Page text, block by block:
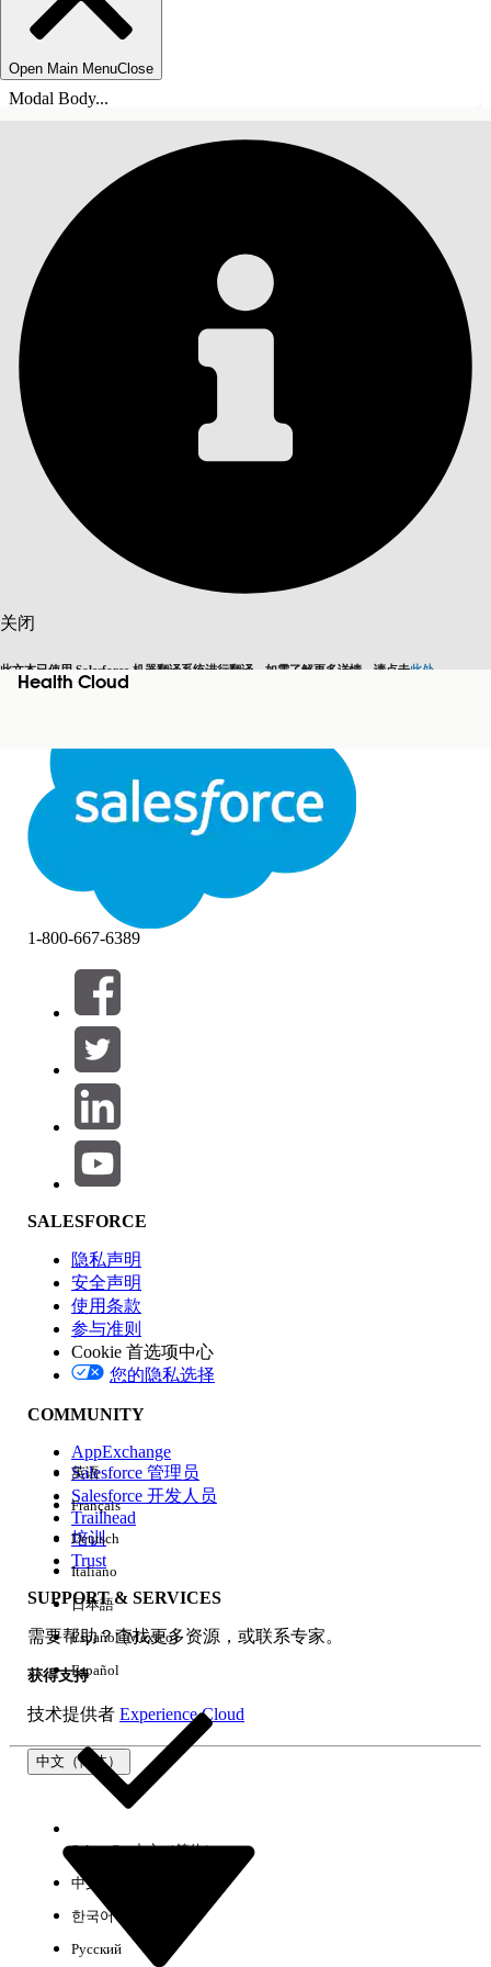
Open Main MenuClose
Modal Body...
关闭
此文本已使用 Salesforce 机器翻译系统进行翻译。如需了解更多详情，请点击此处
切换为英语 而非现在
关闭关闭
Health Cloud
目录
筛选器 (0)
选择筛选器
产品区域
功能影响
版本
体验
1-800-667-6389
SALESFORCE
隐私声明
安全声明
使用条款
参与准则
Cookie 首选项中心
您的隐私选择
COMMUNITY
AppExchange
Salesforce 管理员
Salesforce 开发人员
Trailhead
培训
Trust
SUPPORT & SERVICES
需要帮助？查找更多资源，或联系专家。
获得支持
技术提供者 Experience Cloud
中文（简体）
英语
Français
Deutsch
Italiano
日本語
Español (México)
Español
Select Org中文（简体）
中文（繁体）
한국어
Русский